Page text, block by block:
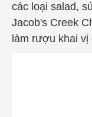
các loại salad,
Jacob's Creek
làm rượu khai